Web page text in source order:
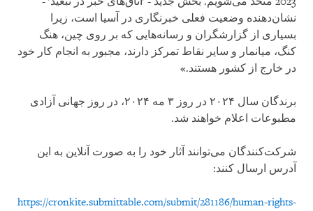
نشان‌دهنده وضعیت فعلی خبرنگاری در آسیا است، زیرا
بسیاری از گزارشگران و رسانه‌هایی که بر روی چین، هنگ
کنگ، میانمار و سایر نقاط تمرکز دارند، مجبور به انجام کار خود
در خارج از کشور هستند.»
برندگان سال ۲۰۲۴ در روز ۳ مه ۲۰۲۴، در روز جهانی آزادی
مطبوعات اعلام خواهند شد.
شرکت‌کنندگان می‌توانند آثار خود را به صورت آنلاین به این
آدرس ارسال کنند:
https://cronkite.submittable.com/submit/281186/human-rights-